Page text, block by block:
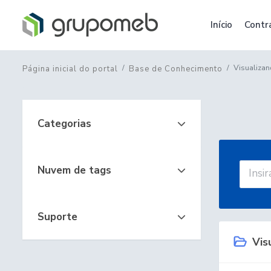
Início
Página inicial do portal Base de Conhecimento
Categorias
Nuvem de tags
Suporte